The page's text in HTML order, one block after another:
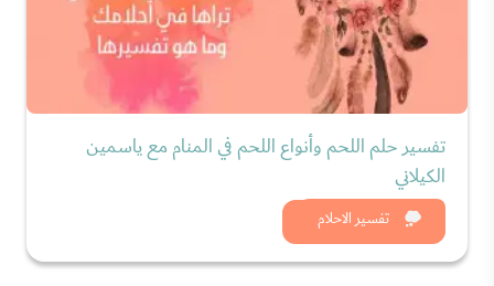
تفسير الاحلام
تفسير حلم اللحم وأنواع اللحم في المنام مع ياسمين
الكيلاني
شاهد الان